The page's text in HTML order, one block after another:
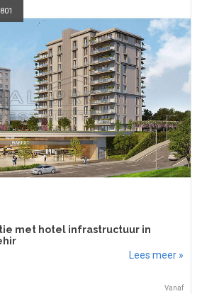
met hotel infrastructuur in
Lees meer »
Vanaf